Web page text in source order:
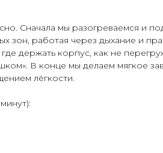
Сначала мы разогреваемся и
зон, работая через дыхание и
держать корпус, как не
В конце мы делаем мягкое
лёгкости.